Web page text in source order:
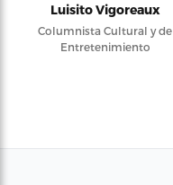
Luisito Vigoreaux
Columnista Cultural y de
Entretenimiento